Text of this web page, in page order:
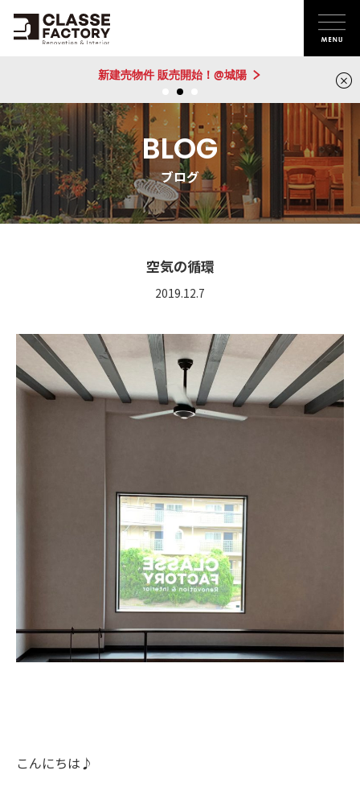
新建売物件 販売開始！@城陽
BLOG
ブログ
空気の循環
2019.12.7
こんにちは♪